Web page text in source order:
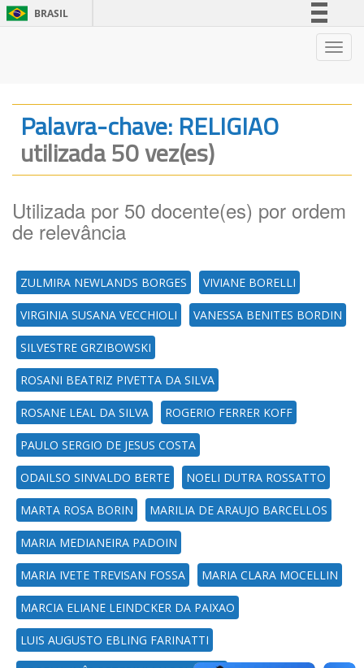
BRASIL
Legislação
Palavra-chave: RELIGIAO
utilizada 50 vez(es)
Utilizada por 50 docente(es) por ordem
de relevância
ZULMIRA NEWLANDS BORGES VIVIANE BORELLI
VIRGINIA SUSANA VECCHIOLI VANESSA BENITES BORDIN
SILVESTRE GRZIBOWSKI
ROSANI BEATRIZ PIVETTA DA SILVA
ROSANE LEAL DA SILVA ROGERIO FERRER KOFF
PAULO SERGIO DE JESUS COSTA
ODAILSO SINVALDO BERTE NOELI DUTRA ROSSATTO
MARTA ROSA BORIN MARILIA DE ARAUJO BARCELLOS
MARIA MEDIANEIRA PADOIN
MARIA IVETE TREVISAN FOSSA MARIA CLARA MOCELLIN
MARCIA ELIANE LEINDCKER DA PAIXAO
LUIS AUGUSTO EBLING FARINATTI